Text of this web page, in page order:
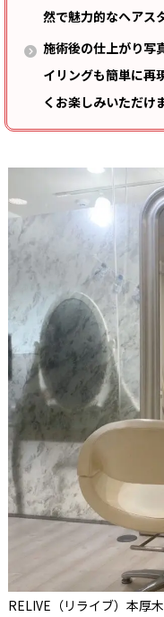
然で魅力的なヘアス
施術後の仕上がり写
イリングも簡単に再
くお楽しみいただけ
RELIVE（リライブ）本厚